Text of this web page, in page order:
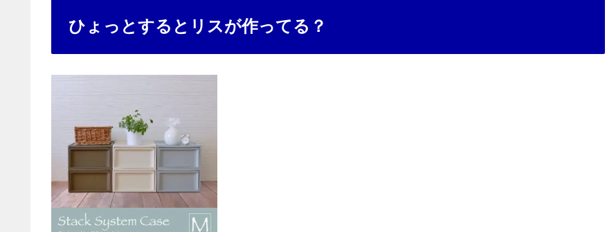
ひょっとするとリスが作ってる？